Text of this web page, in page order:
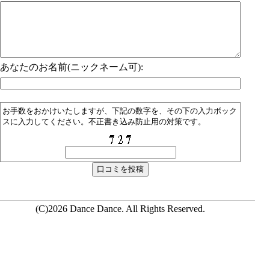
あなたのお名前(ニックネーム可):
お手数をおかけいたしますが、下記の数字を、その下の入力ボック
スに入力してください。不正書き込み防止用の対策です。
(C)2026 Dance Dance. All Rights Reserved.